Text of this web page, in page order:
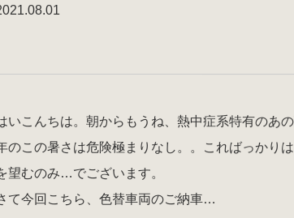
いこんちは。朝からもうね、熱中症系特有のあ
のこの暑さは危険極まりなし。。こればっかり
望むのみ…でございます。
て今回こちら、色替車両のご納車…